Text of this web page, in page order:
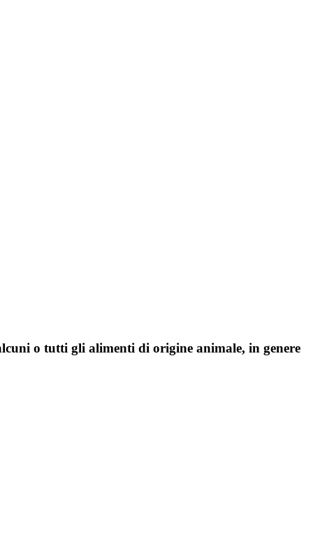
o tutti gli alimenti di origine animale, in genere